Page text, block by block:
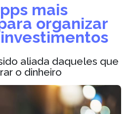
mais
organizar
aliada daqueles que
o dinheiro